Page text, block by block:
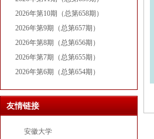
2026年第10期（总第658期）
2026年第9期（总第657期）
2026年第8期（总第656期）
2026年第7期（总第655期）
2026年第6期（总第654期）
友情链接
安徽大学